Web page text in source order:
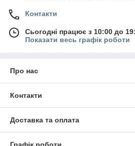
Контакти
Сьогодні працює з 10:00 до
Показати весь графік роботи
Про нас
Контакти
Доставка та оплата